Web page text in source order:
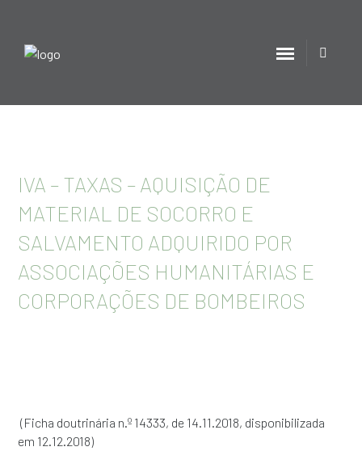
IVA – TAXAS – AQUISIÇÃO DE
MATERIAL DE SOCORRO E
SALVAMENTO ADQUIRIDO POR
ASSOCIAÇÕES HUMANITÁRIAS E
CORPORAÇÕES DE BOMBEIROS
(Ficha doutrinária n.º 14333, de 14.11.2018, disponibilizada
em 12.12.2018)